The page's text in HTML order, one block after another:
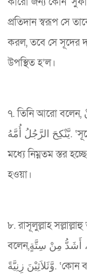
প্রতিদান স্বরূপ সে
করল, তবে সে সূদের
উপস্থিত হ’ল।
৭. তিনি আরো বলেন, اَلرِّبَا سَبْعُوْنَ جُزْءًا، أَيْسَرُهَا أَنْ
يَّنْكِحَ الرَّجُلُ أُمَّهُ. ‘সূদের ৭০টি গোনাহের স্তর রয়েছে। তার
মধ্যে নিম্নতম স্তর
হওয়া।
৮. রাসূলুল্লাহ
বলেন,دِرْهَمُ رِبًا يَأْكُلُهُ الرَّجُلُ وَهُوَ يَعْلَمُ، أَشَدُّ مِنْ سِتَّةٍ
وَّثَلاَثِيْنَ زِنِيَّةً. ‘কোন ব্যক্তি যদি এক দিরহাম (রৌপ্যমুদ্রা) সূদ